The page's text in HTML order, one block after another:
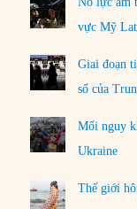
vực Mỹ
Giai đoạn
số của
Mối nguy
Ukraine
Thế giới